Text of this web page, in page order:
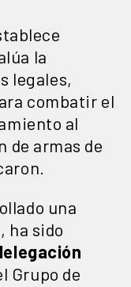
la
legales,
combatir el
al
de armas de
una
ha sido
Grupo de